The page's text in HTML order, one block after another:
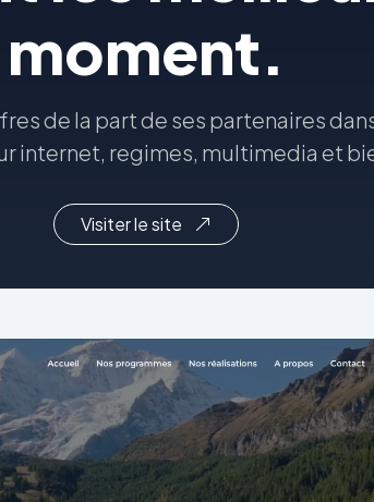
moment.
de la part de ses partenaires
internet, regimes, multimedia et
Visiter le site